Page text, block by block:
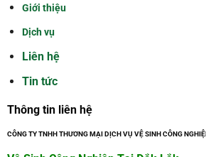
Giới thiệu
Dịch vụ
Liên hệ
Tin tức
Thông tin liên hệ
CÔNG TY TNHH THƯƠNG MẠI DỊCH VỤ VỆ SINH CÔNG